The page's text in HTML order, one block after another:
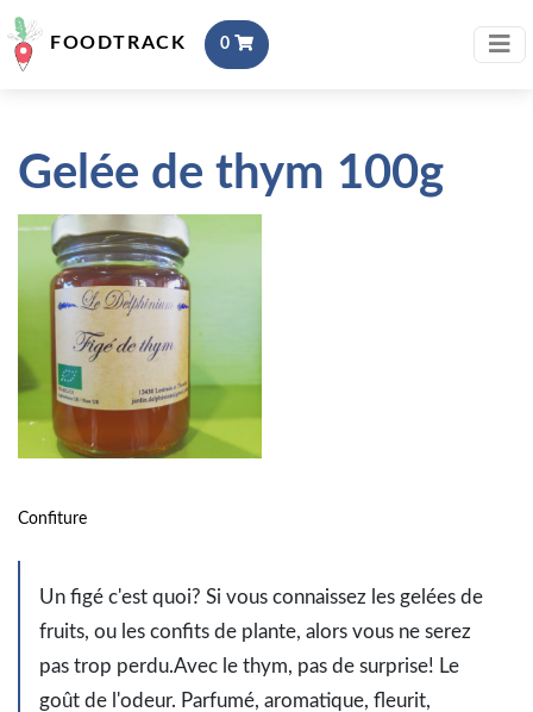
FOODTRACK 0
Gelée de thym 100g
Confiture
Un figé c'est quoi? Si vous connaissez les gelées de
fruits, ou les confits de plante, alors vous ne serez
pas trop perdu.Avec le thym, pas de surprise! Le
goût de l'odeur. Parfumé, aromatique, fleurit,